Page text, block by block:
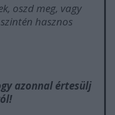
oszd meg, vagy
hasznos
azonnal értesülj